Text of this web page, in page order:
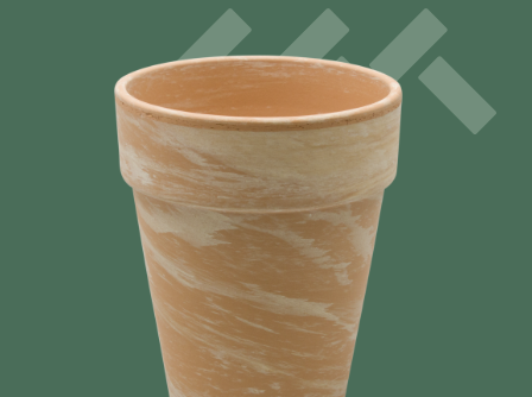
Contact
SNEL NAAR
PoTtEn MandEn
Bekijk ook eens